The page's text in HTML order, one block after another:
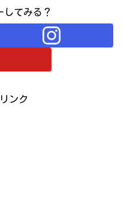
してみる？
ンク